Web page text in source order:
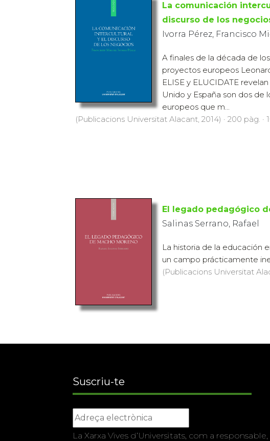
La comunicación
discurso de los
Ivorra Pérez, Francisco
A finales de la década de
proyectos europeos
ELISE y ELUCIDATE
Unido y España son dos de
europeos que m...
(Publicacions Universitat Alacant, 2014) · 200 pàg. ·
El legado pedagógico
Salinas Serrano, Rafael
La historia de la educación
un campo prácticamente
(Publicacions Universitat
Suscriu-te
La Xarxa Vives d’Universitats, com a